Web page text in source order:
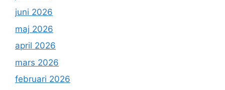
juni 2026
maj 2026
april 2026
mars 2026
februari 2026